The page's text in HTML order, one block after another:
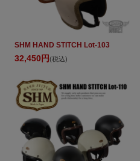
SHM HAND STITCH Lot-103
32,450円(税込)